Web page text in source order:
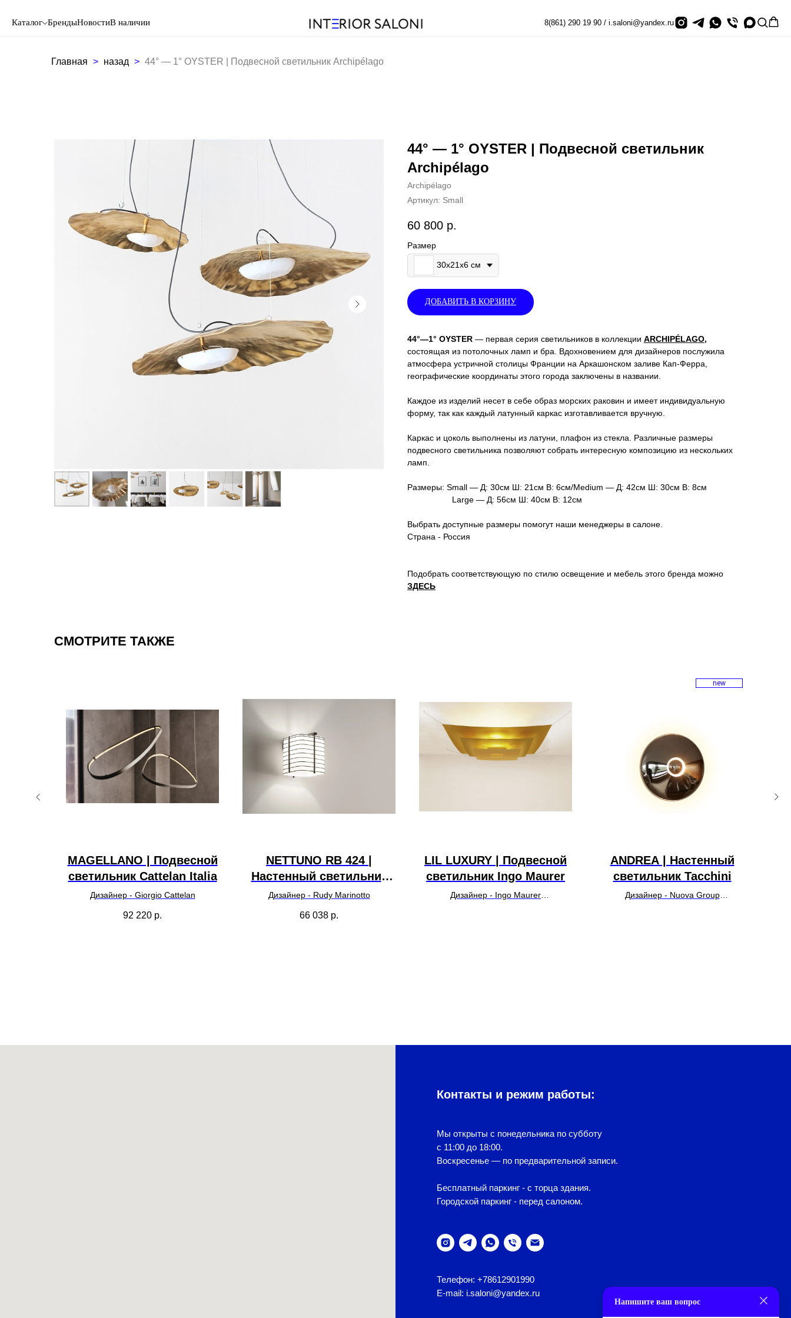
Каталог БрендыНовостиВ наличии 8(861) 290 19 90 / i.saloni@yandex.ru
Главная назад 44° — 1° OYSTER | Подвесной светильник Archipélago
44° — 1° OYSTER | Подвесной светильник
Archipélago
Archipélago
Артикул: Small
60 800 р.
Размер
30х21х6 см
ДОБАВИТЬ В КОРЗИНУ
44°—1° OYSTER — первая серия светильников в коллекции ARCHIPÉLAGO,
состоящая из потолочных ламп и бра. Вдохновением для дизайнеров послужила
атмосфера устричной столицы Франции на Аркашонском заливе Кап-Ферра,
географические координаты этого города заключены в названии.
Каждое из изделий несет в себе образ морских раковин и имеет индивидуальную
форму, так как каждый латунный каркас изготавливается вручную.
Каркас и цоколь выполнены из латуни, плафон из стекла. Различные размеры
подвесного светильника позволяют собрать интересную композицию из нескольких
ламп.
Размеры: Small — Д: 30см Ш: 21см В: 6см/Medium — Д: 42см Ш: 30см В: 8см
Large — Д: 56см Ш: 40см В: 12см
Выбрать доступные размеры помогут наши менеджеры в салоне.
Страна - Россия
Подобрать соответствующую по стилю освещение и мебель этого бренда можно
ЗДЕСЬ
СМОТРИТЕ ТАКЖЕ
MAGELLANO | Подвесной
светильник Cattelan Italia
Дизайнер - Giorgio Cattelan
92 220 р.
NETTUNO RB 424 |
Настенный светильник
Siru
Дизайнер - Rudy Marinotto
66 038 р.
LIL LUXURY | Подвесной
светильник Ingo Maurer
Дизайнер - Ingo Maurer
new
ANDREA | Настенный
светильник Tacchini
Дизайнер - Nuova Group
Контакты и режим работы:
Мы открыты с понедельника по субботу
с 11:00 до 18:00.
Воскресенье — по предварительной записи.
Бесплатный паркинг - с торца здания.
Городской паркинг - перед салоном.
Телефон: +78612901990
E-mail: i.saloni@yandex.ru
Напишите ваш вопрос